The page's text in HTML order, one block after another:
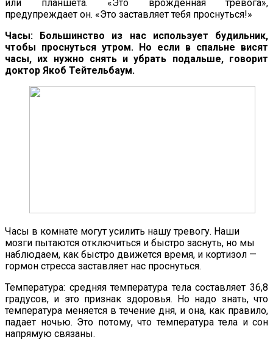
или планшета. «Это врожденная тревога»,
предупреждает он. «Это заставляет тебя проснуться!»
Часы: Большинство из нас использует будильник,
чтобы проснуться утром. Но если в спальне висят
часы, их нужно снять и убрать подальше, говорит
доктор Якоб Тейтельбаум.
Часы в комнате могут усилить нашу тревогу. Наши
мозги пытаются отключиться и быстро заснуть, но мы
наблюдаем, как быстро движется время, и кортизол —
гормон стресса заставляет нас проснуться.
Температура: средняя температура тела составляет 36,8
градусов, и это признак здоровья. Но надо знать, что
температура меняется в течение дня, и она, как правило,
падает ночью. Это потому, что температура тела и сон
напрямую связаны.